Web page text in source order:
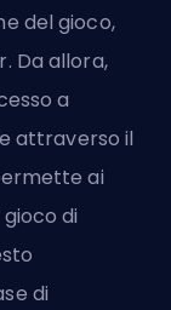
del gioco,
Da allora,
a
attraverso il
ai
di
di